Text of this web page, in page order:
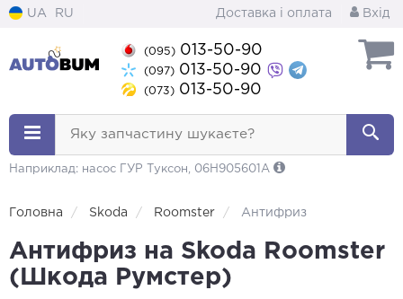
UA RU Доставка і оплата Вхід
(095) 013-50-90
(097) 013-50-90
(073) 013-50-90
Яку запчастину шукаєте?
Наприклад: насос ГУР Туксон, 06H905601A
Головна Skoda Roomster Антифриз
Антифриз на Skoda Roomster
(Шкода Румстер)